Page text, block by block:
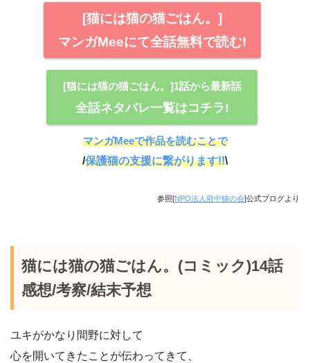
[猫には猫の猫ごはん。]
マンガMeeにて全話無料で読む!
[猫には猫の猫ごはん。]1話から最新話
全話ネタバレ一覧はコチラ!
マンガMeeで作品を読むことで
/保護猫の支援に繋がります!!\
参照[NPO法人府中猫の会]公式ブログより
猫には猫の猫ごはん。(コミック)14話
感想/考察/結末予想
ユキがかなり間野に対して
心を開いてきたことが伝わってきて、